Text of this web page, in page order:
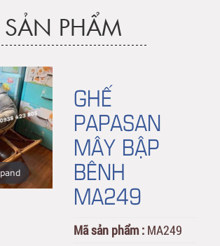
SẢN PHẨM
GHẾ
PAPASAN
MÂY BẬP
BÊNH
MA249
Mã sản phẩm : MA249